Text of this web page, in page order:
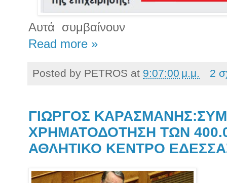
Αυτά συμβαίνουν
Read more »
Posted by PETROS at 9:07:00 μ.μ. 2
ΓΙΩΡΓΟΣ
ΧΡΗΜΑΤΟΔΟΤΗΣΗ ΤΩΝ
ΑΘΛΗΤΙΚΟ ΚΕΝΤΡΟ